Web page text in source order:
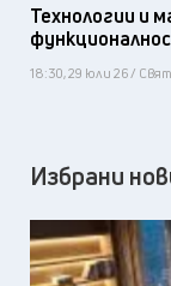
Технологии и
18:30, 29 юли 26 / Свят
Избрани